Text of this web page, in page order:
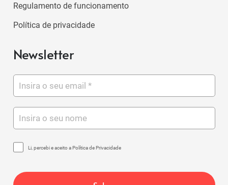
Regulamento de funcionamento
Política de privacidade
Newsletter
Li, percebi e aceito a Política de Privacidade